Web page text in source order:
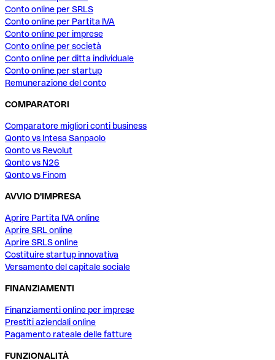
Conto online per SRLS
Conto online per Partita IVA
Conto online per imprese
Conto online per società
Conto online per ditta individuale
Conto online per startup
Remunerazione del conto
COMPARATORI
Comparatore migliori conti business
Qonto vs Intesa Sanpaolo
Qonto vs Revolut
Qonto vs N26
Qonto vs Finom
AVVIO D'IMPRESA
Aprire Partita IVA online
Aprire SRL online
Aprire SRLS online
Costituire startup innovativa
Versamento del capitale sociale
FINANZIAMENTI
Finanziamenti online per imprese
Prestiti aziendali online
Pagamento rateale delle fatture
FUNZIONALITÀ